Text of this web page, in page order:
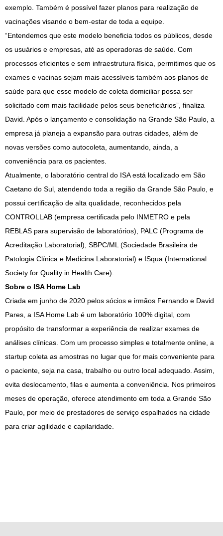
exemplo. Também é possível fazer planos para realização de
vacinações visando o bem-estar de toda a equipe.
“Entendemos que este modelo beneficia todos os públicos, desde
os usuários e empresas, até as operadoras de saúde. Com
processos eficientes e sem infraestrutura física, permitimos que os
exames e vacinas sejam mais acessíveis também aos planos de
saúde para que esse modelo de coleta domiciliar possa ser
solicitado com mais facilidade pelos seus beneficiários”, finaliza
David. Após o lançamento e consolidação na Grande São Paulo, a
empresa já planeja a expansão para outras cidades, além de
novas versões como autocoleta, aumentando, ainda, a
conveniência para os pacientes.
Atualmente, o laboratório central do ISA está localizado em São
Caetano do Sul, atendendo toda a região da Grande São Paulo, e
possui certificação de alta qualidade, reconhecidos pela
CONTROLLAB (empresa certificada pelo INMETRO e pela
REBLAS para supervisão de laboratórios), PALC (Programa de
Acreditação Laboratorial), SBPC/ML (Sociedade Brasileira de
Patologia Clínica e Medicina Laboratorial) e ISqua (International
Society for Quality in Health Care).
Sobre o ISA Home Lab
Criada em junho de 2020 pelos sócios e irmãos Fernando e David
Pares, a ISA Home Lab é um laboratório 100% digital, com
propósito de transformar a experiência de realizar exames de
análises clínicas. Com um processo simples e totalmente online, a
startup coleta as amostras no lugar que for mais conveniente para
o paciente, seja na casa, trabalho ou outro local adequado. Assim,
evita deslocamento, filas e aumenta a conveniência. Nos primeiros
meses de operação, oferece atendimento em toda a Grande São
Paulo, por meio de prestadores de serviço espalhados na cidade
para criar agilidade e capilaridade.